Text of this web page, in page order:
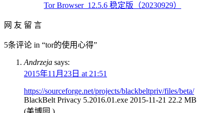
Tor Browser_12.5.6 稳定版（20230929）
网 友 留 言
5条评论 in “tor的使用心得”
Andrzeja says:
2015年11月23日 at 21:51
https://sourceforge.net/projects/blackbeltpriv/files/beta/
BlackBelt Privacy 5.2016.01.exe 2015-11-21 22.2 MB
(美博园 )